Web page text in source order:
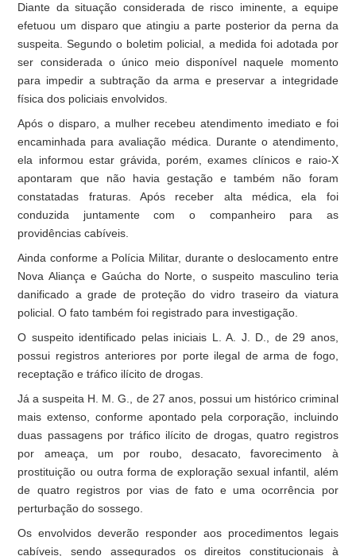
Diante da situação considerada de risco iminente, a equipe
efetuou um disparo que atingiu a parte posterior da perna da
suspeita. Segundo o boletim policial, a medida foi adotada por
ser considerada o único meio disponível naquele momento
para impedir a subtração da arma e preservar a integridade
física dos policiais envolvidos.
Após o disparo, a mulher recebeu atendimento imediato e foi
encaminhada para avaliação médica. Durante o atendimento,
ela informou estar grávida, porém, exames clínicos e raio-X
apontaram que não havia gestação e também não foram
constatadas fraturas. Após receber alta médica, ela foi
conduzida juntamente com o companheiro para as
providências cabíveis.
Ainda conforme a Polícia Militar, durante o deslocamento entre
Nova Aliança e Gaúcha do Norte, o suspeito masculino teria
danificado a grade de proteção do vidro traseiro da viatura
policial. O fato também foi registrado para investigação.
O suspeito identificado pelas iniciais L. A. J. D., de 29 anos,
possui registros anteriores por porte ilegal de arma de fogo,
receptação e tráfico ilícito de drogas.
Já a suspeita H. M. G., de 27 anos, possui um histórico criminal
mais extenso, conforme apontado pela corporação, incluindo
duas passagens por tráfico ilícito de drogas, quatro registros
por ameaça, um por roubo, desacato, favorecimento à
prostituição ou outra forma de exploração sexual infantil, além
de quatro registros por vias de fato e uma ocorrência por
perturbação do sossego.
Os envolvidos deverão responder aos procedimentos legais
cabíveis, sendo assegurados os direitos constitucionais à